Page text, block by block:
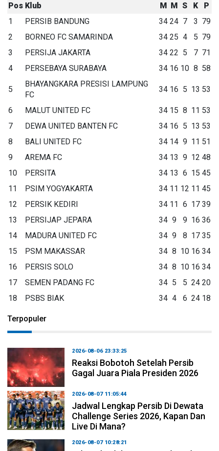
Pos Klub M M S K
P
1
PERSIB BANDUNG 34 24 7 3 79
2
BORNEO FC SAMARINDA 34 25 4 5 79
3
PERSIJA JAKARTA 34 22 5 7 71
4
PERSEBAYA SURABAYA 34 16 10 8 58
5
BHAYANGKARA PRESISI LAMPUNG
FC
34 16 5 13 53
6 MALUT UNITED FC 34 15 8 11 53
7
DEWA UNITED BANTEN FC 34 16 5 13 53
8
BALI UNITED FC 34 14 9 11 51
9
AREMA FC 34 13 9 12 48
10
PERSITA 34 13 6 15 45
11
PSIM YOGYAKARTA 34 11 12 11 45
12
PERSIK KEDIRI 34 11 6 17 39
13
PERSIJAP JEPARA 34 9 9 16 36
14
MADURA UNITED FC 34 9 8 17 35
15
PSM MAKASSAR 34 8 10 16 34
16
PERSIS SOLO 34 8 10 16 34
17
SEMEN PADANG FC 34 5 5 24 20
18
PSBS BIAK 34 4 6 24 18
Terpopuler
2026-08-06 23:33:25
Reaksi Bobotoh Setelah Persib
Gagal Juara Piala Presiden 2026
2026-08-07 11:05:44
Jadwal Lengkap Persib Di Dewata
Challenge Series 2026, Kapan Dan
Live Di Mana?
2026-08-07 10:28:21